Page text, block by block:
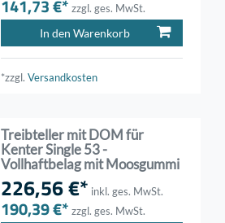
141,73 €* zzgl. ges. MwSt.
In den Warenkorb
*zzgl.Versandkosten
Treibteller mit DOM für
Kenter Single 53 -
Vollhaftbelag mit Moosgummi
226,56 €* inkl. ges. MwSt.
190,39 €* zzgl. ges. MwSt.